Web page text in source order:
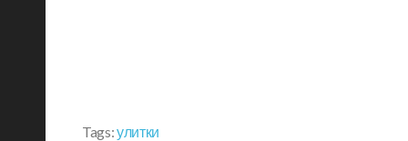
Tags:улитки